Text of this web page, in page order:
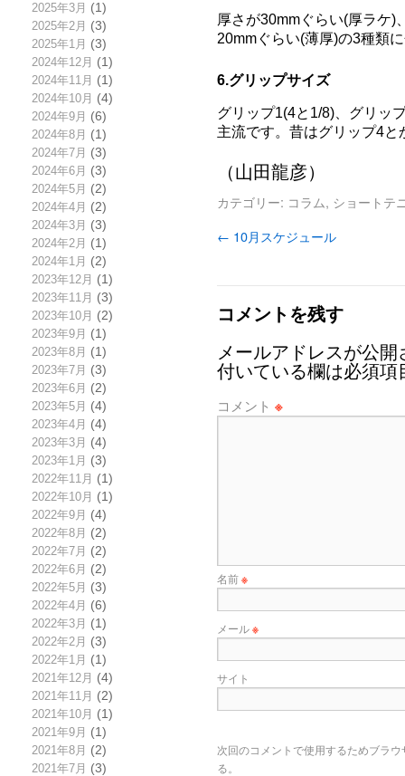
2025年3月 (1)
2025年2月 (3)
2025年1月 (3)
2024年12月 (1)
2024年11月 (1)
2024年10月 (4)
2024年9月 (6)
2024年8月 (1)
2024年7月 (3)
2024年6月 (3)
2024年5月 (2)
2024年4月 (2)
2024年3月 (3)
2024年2月 (1)
2024年1月 (2)
2023年12月 (1)
2023年11月 (3)
2023年10月 (2)
2023年9月 (1)
2023年8月 (1)
2023年7月 (3)
2023年6月 (2)
2023年5月 (4)
2023年4月 (4)
2023年3月 (4)
2023年1月 (3)
2022年11月 (1)
2022年10月 (1)
2022年9月 (4)
2022年8月 (2)
2022年7月 (2)
2022年6月 (2)
2022年5月 (3)
2022年4月 (6)
2022年3月 (1)
2022年2月 (3)
2022年1月 (1)
2021年12月 (4)
2021年11月 (2)
2021年10月 (1)
2021年9月 (1)
2021年8月 (2)
2021年7月 (3)
厚さが30mmぐらい(厚ラケ)
20mmぐらい(薄厚)の3種類
6.グリップサイズ
グリップ1(4と1/8)、グリッ
主流です。昔はグリップ4
（山田龍彦）
カテゴリー: コラム, ショートテ
← 10月スケジュール
コメントを残す
メールアドレスが公
付いている欄は必須項
コメント ※
名前※
メール※
サイト
次回のコメントで使用するためブラ
る。